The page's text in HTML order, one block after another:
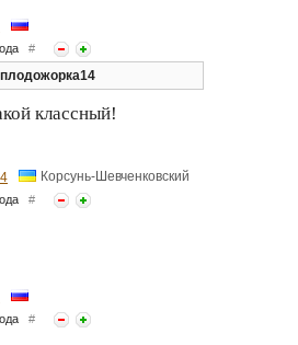
#
плодожорка14
классный!
Корсунь-Шевченковский
#
#